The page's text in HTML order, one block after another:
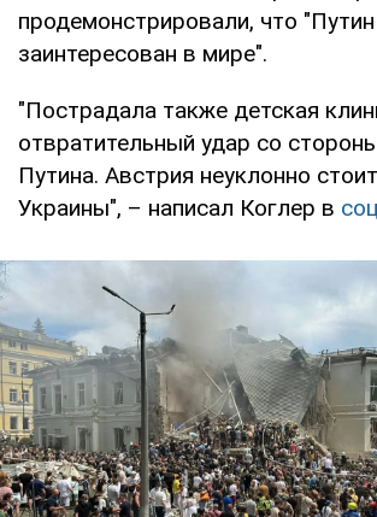
продемонстрировали, что
заинтересован в мире".
"Пострадала также детская
отвратительный удар со
Путина. Австрия неуклонно
Украины", – написал Коглер в